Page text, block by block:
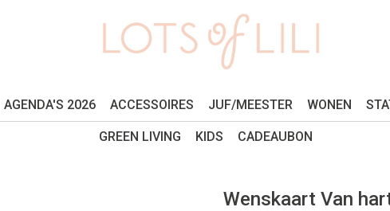
AGENDA'S 2026 ACCESSOIRES JUF/MEESTER WONEN
GREEN LIVING KIDS CADEAUBON
Wenskaart Van